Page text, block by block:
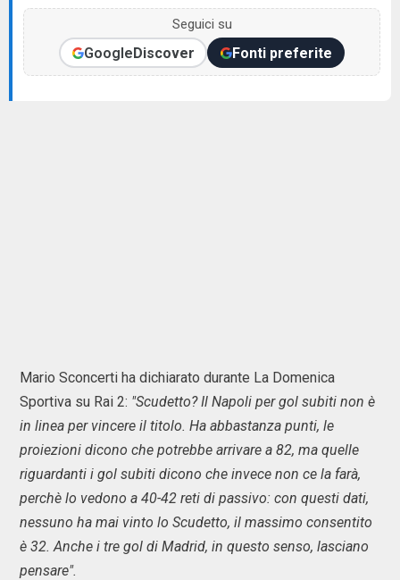
Seguici su
GoogleDiscover Fonti preferite
Mario Sconcerti ha dichiarato durante La Domenica
Sportiva su Rai 2: "Scudetto? Il Napoli per gol subiti non è
in linea per vincere il titolo. Ha abbastanza punti, le
proiezioni dicono che potrebbe arrivare a 82, ma quelle
riguardanti i gol subiti dicono che invece non ce la farà,
perchè lo vedono a 40-42 reti di passivo: con questi dati,
nessuno ha mai vinto lo Scudetto, il massimo consentito
è 32. Anche i tre gol di Madrid, in questo senso, lasciano
pensare".